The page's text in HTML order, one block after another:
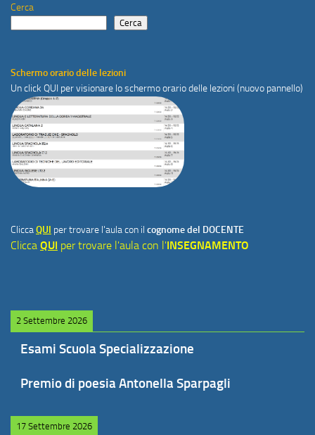
Cerca
Cerca
Schermo orario delle lezioni
Un click QUI per visionare lo schermo orario delle lezioni (nuovo pannello)
CliccaQUI per trovare l'aula con il cognome del DOCENTE
Clicca QUI per trovare l'aula con l'INSEGNAMENTO
2 Settembre 2026
Esami Scuola Specializzazione
Premio di poesia Antonella Sparpagli
17 Settembre 2026